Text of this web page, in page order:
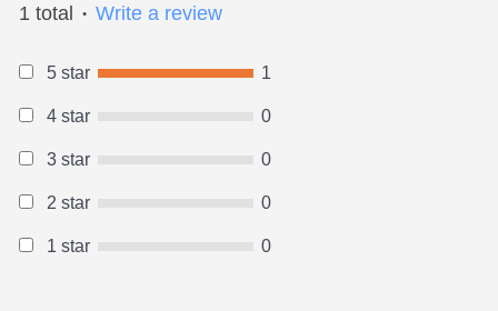
1 total ● Write a review
5 star 1
4 star 0
3 star 0
2 star 0
1 star 0